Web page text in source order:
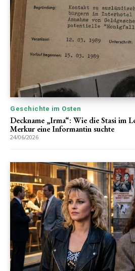
Geschichte im Osten
Deckname „Irma“: Wie die Stasi im
Merkur eine Informantin suchte
24/06/2026